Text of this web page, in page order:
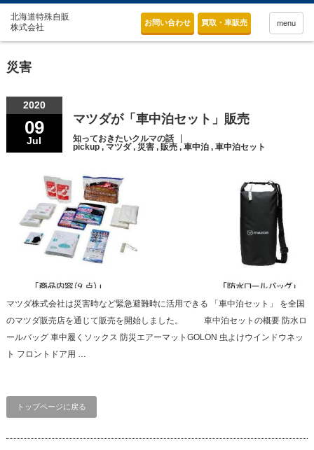
お問い合わせ 買取・車販売 menu
災害
2020
09
Jul
マツダが「車中泊セット」販売
知っておきたいクルマの話
pickup, マツダ, 災害, 販売, 車中泊, 車中泊セット
マツダ株式会社は災害時など緊急避難時に活用できる 「車中泊セット」 を全国
のマツダ販売店を通じて販売を開始しました。 車中泊セットの概要 防水ロ
ールバッグ 車中履くソックス 防災エアーマットGOLON 虫よけウインドウネッ
ト フロントドア用 …
トップページに戻る